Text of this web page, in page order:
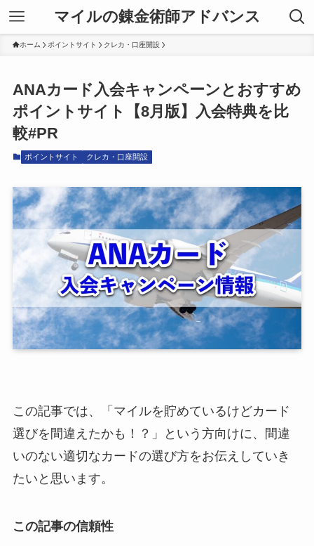
マイルの錬金術師アドバンス
ホーム ポイントサイト クレカ・口座開設
ANAカード入会キャンペーンとおすすめ
ポイントサイト【8月版】入会特典を比
較#PR
ポイントサイト クレカ・口座開設
この記事では、「マイルを貯めているけどカード
選びを間違えたかも！？」という方向けに、間違
いのない適切なカードの選び方をお伝えしていき
たいと思います。
この記事の信頼性